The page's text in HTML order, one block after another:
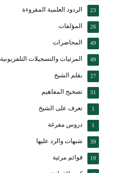
الردود العلمية المقروءة 23
المؤلفات 26
المحاضرات 49
المرئيات والتسجيلات التلفزيونية 49
بقلم الشيخ 27
تصحيح المفاهيم 31
تعرف على الشيخ 1
دروس مفرغة 1
شبهات والرد عليها 39
قوائم مرئية 19